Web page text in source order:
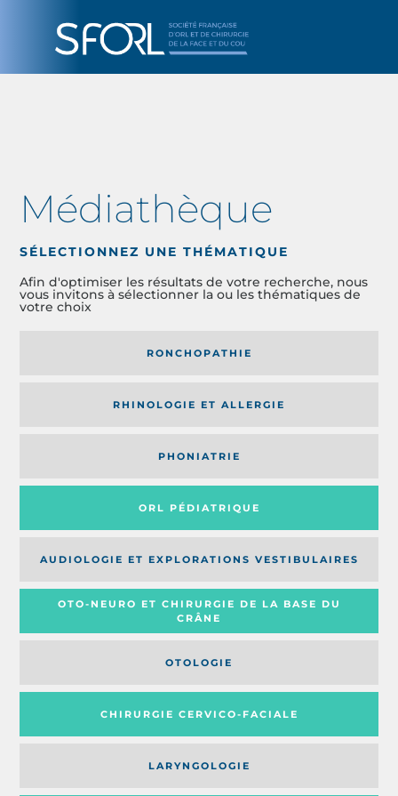
Médiathèque
SÉLECTIONNEZ UNE THÉMATIQUE
Afin d'optimiser les résultats de votre recherche, nous
vous invitons à sélectionner la ou les thématiques de
votre choix
RONCHOPATHIE
RHINOLOGIE ET ALLERGIE
PHONIATRIE
ORL PÉDIATRIQUE
AUDIOLOGIE ET EXPLORATIONS VESTIBULAIRES
OTO-NEURO ET CHIRURGIE DE LA BASE DU
CRÂNE
OTOLOGIE
CHIRURGIE CERVICO-FACIALE
LARYNGOLOGIE